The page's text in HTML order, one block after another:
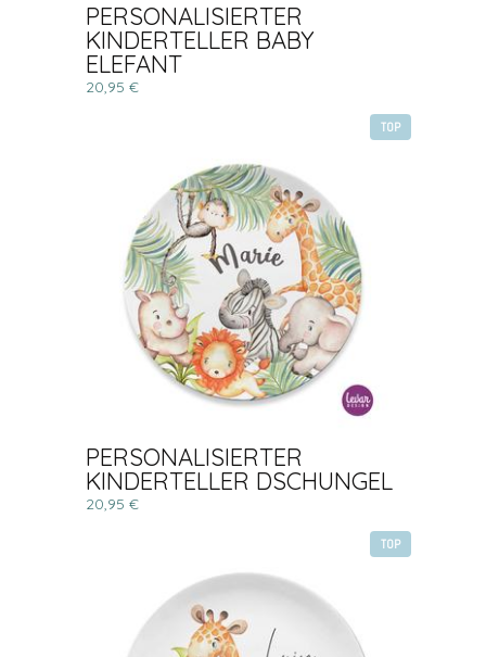
PERSONALISIERTER
KINDERTELLER BABY
ELEFANT
20,95 €
TOP
PERSONALISIERTER
KINDERTELLER DSCHUNGEL
20,95 €
TOP